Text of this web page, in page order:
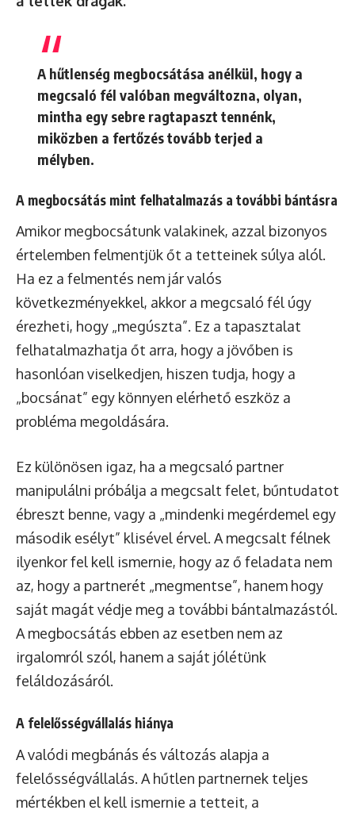
A hűtlenség megbocsátása anélkül, hogy a
megcsaló fél valóban megváltozna, olyan,
mintha egy sebre ragtapaszt tennénk,
miközben a fertőzés tovább terjed a
mélyben.
A megbocsátás mint felhatalmazás a további bántásra
Amikor megbocsátunk valakinek, azzal bizonyos
értelemben felmentjük őt a tetteinek súlya alól.
Ha ez a felmentés nem jár valós
következményekkel, akkor a megcsaló fél úgy
érezheti, hogy „megúszta”. Ez a tapasztalat
felhatalmazhatja őt arra, hogy a jövőben is
hasonlóan viselkedjen, hiszen tudja, hogy a
„bocsánat” egy könnyen elérhető eszköz a
probléma megoldására.
Ez különösen igaz, ha a megcsaló partner
manipulálni próbálja a megcsalt felet, bűntudatot
ébreszt benne, vagy a „mindenki megérdemel egy
második esélyt” klisével érvel. A megcsalt félnek
ilyenkor fel kell ismernie, hogy az ő feladata nem
az, hogy a partnerét „megmentse”, hanem hogy
saját magát védje meg a további bántalmazástól.
A megbocsátás ebben az esetben nem az
irgalomról szól, hanem a saját jólétünk
feláldozásáról.
A felelősségvállalás hiánya
A valódi megbánás és változás alapja a
felelősségvállalás. A hűtlen partnernek teljes
mértékben el kell ismernie a tetteit, a